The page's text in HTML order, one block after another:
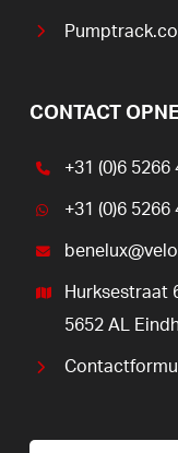
CONTACT
+31 (0)6 5266
+31 (0)6 5266
Hurksestraat
5652 AL